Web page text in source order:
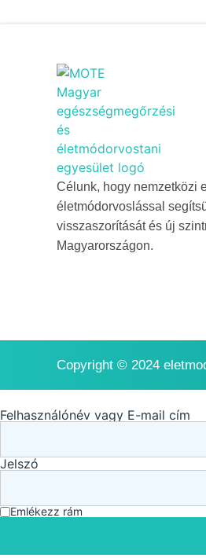
Célunk, hogy nemzetközi
életmódorvoslással
visszaszorítását és új
Magyarországon.
Copyright © 2024
Felhasználónév vagy E-mail cím
Jelszó
Emlékezz rám